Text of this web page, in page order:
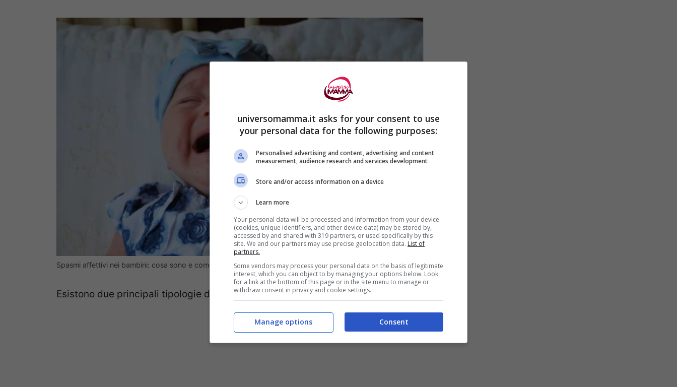
Spasmi affettivi nei bambini: cosa sono e come affrontarli con calma e sicurezza(Universomamma.it)
Esistono due principali tipologie di spasmi:
universomamma.it asks for your consent to use
your personal data for the following purposes:
Personalised advertising and content, advertising and content
measurement, audience research and services development
Store and/or access information on a device
Learn more
Your personal data will be processed and information from your device
(cookies, unique identifiers, and other device data) may be stored by,
accessed by and shared with 319 partners, or used specifically by this
site. We and our partners may use precise geolocation data. List of
partners.
Some vendors may process your personal data on the basis of legitimate
interest, which you can object to by managing your options below. Look
for a link at the bottom of this page or in the site menu to manage or
withdraw consent in privacy and cookie settings.
Consent
Manage options